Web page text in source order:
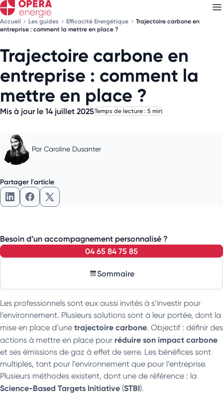
Accueil Les guides Efficacité Energétique
Trajectoire carbone en
entreprise : comment la mettre en place ?
Trajectoire carbone en
entreprise : comment la
mettre en place ?
Mis à jour le 14 juillet 2025Temps de lecture : 5 min
Par Caroline Dusanter
Partager l'article
Partager l'article sur LinkedIn
Partager l'article sur Facebook
Partager l'article sur X
Besoin d’un accompagnement personnalisé ?
04 65 84 75 85
Sommaire
Les professionnels sont eux aussi invités à s’investir pour
l’environnement. Plusieurs solutions sont à leur portée, dont la
mise en place d’une trajectoire carbone. Objectif : définir des
actions à mettre en place pour réduire son impact carbone
et ses émissions de gaz à effet de serre. Les bénéfices sont
multiples, tant pour l’environnement que pour l’entreprise.
Plusieurs méthodes existent, dont une de référence : la
Science-Based Targets Initiative (STBI).
Découvrez nosnewsletters
Choisissez les newsletters qui vous intéressent